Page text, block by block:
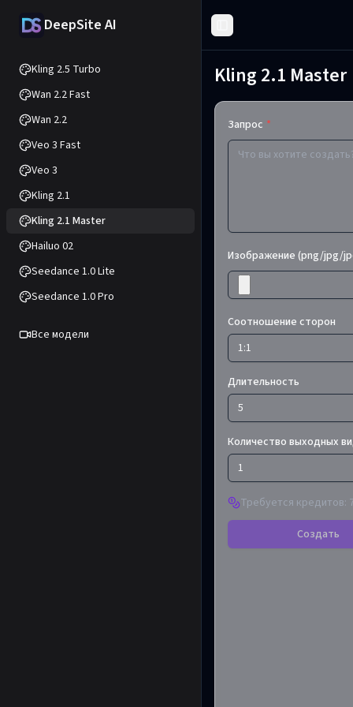
DeepSite AI
Kling 2.5 Turbo
Wan 2.2 Fast
Wan 2.2
Veo 3 Fast
Veo 3
Kling 2.1
Kling 2.1 Master
Hailuo 02
Seedance 1.0 Lite
Seedance 1.0 Pro
Все модели
Toggle Sidebar
Kling 2.1 Master
Запрос *
Изображение (png/jpg/
Соотношение сторон
1:1
Длительность
5
Количество выходных
1
Требуется кредитов:
Создать